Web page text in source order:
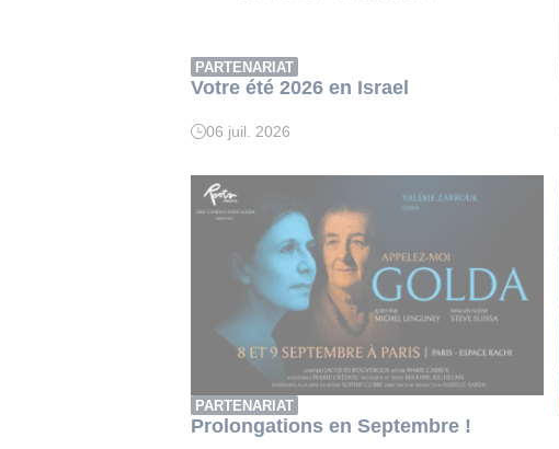
PARTENARIAT
Votre été 2026 en Israel
06 juil. 2026
PARTENARIAT
Prolongations en Septembre !